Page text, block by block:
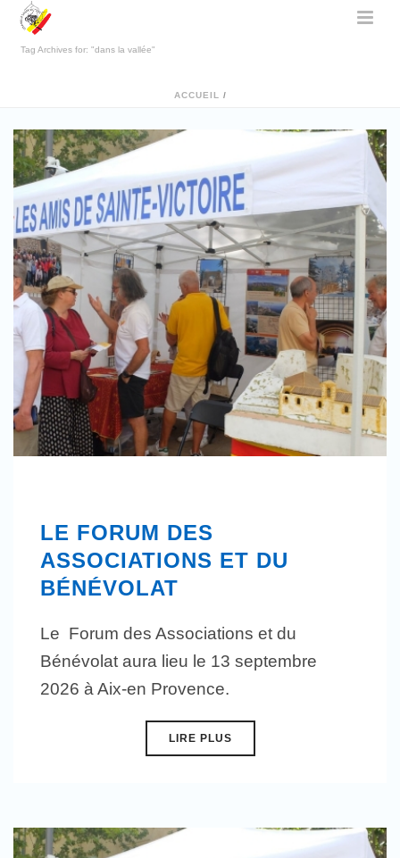
Tag Archives for: "dans la vallée"
ACCUEIL /
LE FORUM DES
ASSOCIATIONS ET DU
BÉNÉVOLAT
Le Forum des Associations et du
Bénévolat aura lieu le 13 septembre
2026 à Aix-en Provence.
LIRE PLUS